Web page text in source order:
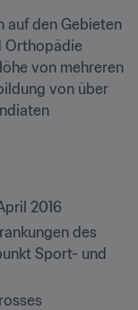
auf den Gebieten
Orthopädie
von mehreren
von über
2016
des
Sport- und